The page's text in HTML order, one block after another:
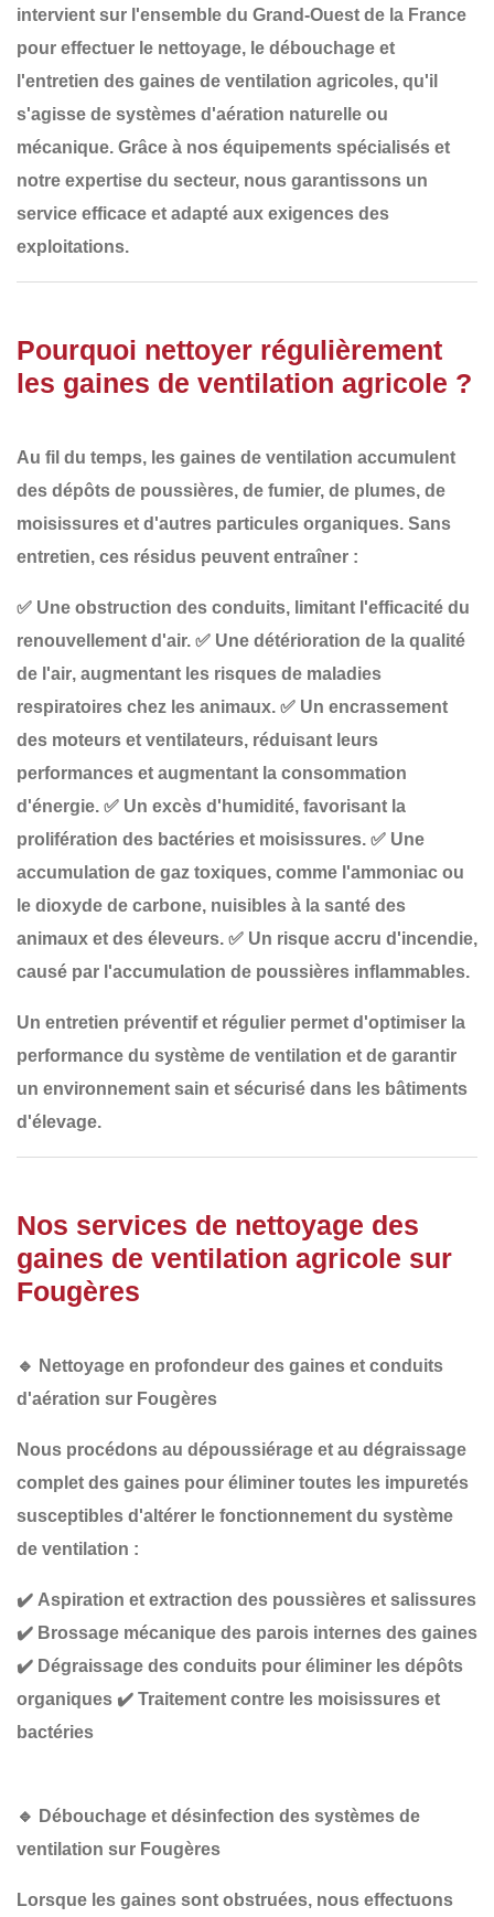
intervient sur l'ensemble du Grand-Ouest de la France
pour effectuer le nettoyage, le débouchage et
l'entretien des gaines de ventilation agricoles, qu'il
s'agisse de systèmes d'aération naturelle ou
mécanique. Grâce à nos équipements spécialisés et
notre expertise du secteur, nous garantissons un
service efficace et adapté aux exigences des
exploitations.
Pourquoi nettoyer régulièrement
les gaines de ventilation agricole ?
Au fil du temps, les gaines de ventilation accumulent
des dépôts de poussières, de fumier, de plumes, de
moisissures et d'autres particules organiques. Sans
entretien, ces résidus peuvent entraîner :
✅ Une obstruction des conduits, limitant l'efficacité du
renouvellement d'air. ✅ Une détérioration de la qualité
de l'air, augmentant les risques de maladies
respiratoires chez les animaux. ✅ Un encrassement
des moteurs et ventilateurs, réduisant leurs
performances et augmentant la consommation
d'énergie. ✅ Un excès d'humidité, favorisant la
prolifération des bactéries et moisissures. ✅ Une
accumulation de gaz toxiques, comme l'ammoniac ou
le dioxyde de carbone, nuisibles à la santé des
animaux et des éleveurs. ✅ Un risque accru d'incendie,
causé par l'accumulation de poussières inflammables.
Un entretien préventif et régulier permet d'optimiser la
performance du système de ventilation et de garantir
un environnement sain et sécurisé dans les bâtiments
d'élevage.
Nos services de nettoyage des
gaines de ventilation agricole sur
Fougères
🔹 Nettoyage en profondeur des gaines et conduits
d'aération sur Fougères
Nous procédons au dépoussiérage et au dégraissage
complet des gaines pour éliminer toutes les impuretés
susceptibles d'altérer le fonctionnement du système
de ventilation :
✔️ Aspiration et extraction des poussières et salissures
✔️ Brossage mécanique des parois internes des gaines
✔️ Dégraissage des conduits pour éliminer les dépôts
organiques ✔️ Traitement contre les moisissures et
bactéries
🔹 Débouchage et désinfection des systèmes de
ventilation sur Fougères
Lorsque les gaines sont obstruées, nous effectuons